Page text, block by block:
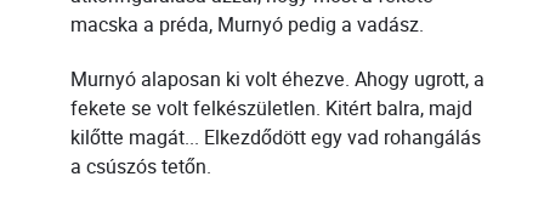
macska a préda, Murnyó pedig a vadász.
Murnyó alaposan ki volt éhezve. Ahogy ugrott, a
fekete se volt felkészületlen. Kitért balra, majd
kilőtte magát... Elkezdődött egy vad rohangálás
a csúszós tetőn.